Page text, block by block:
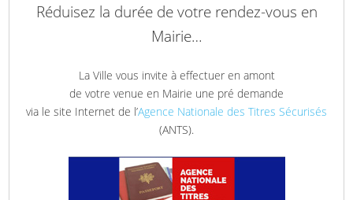
Réduisez la durée de votre rendez-vous en
Mairie…
La Ville vous invite à effectuer en amont
de votre venue en Mairie une pré demande
via le site Internet de l’Agence Nationale des Titres Sécurisés
(ANTS).